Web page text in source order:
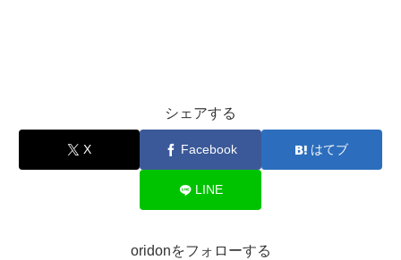
シェアする
X Facebook はてブ
LINE
oridonをフォローする